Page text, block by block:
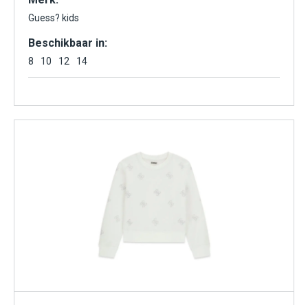
Guess? kids
Beschikbaar in:
8 10 12 14